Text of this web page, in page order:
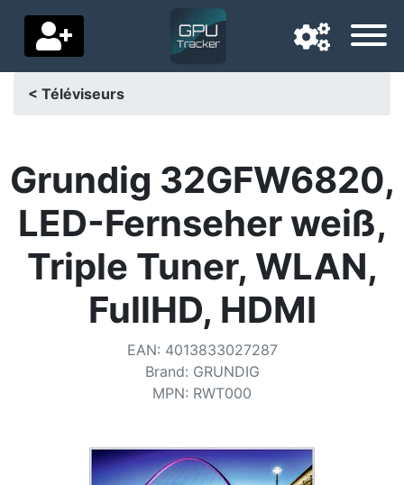
Pays de livraison
Accueil
Baisses de prix
Paramètres
Soutenez-nous
Catégories
< Téléviseurs
Grundig 32GFW6820,
LED-Fernseher weiß,
Triple Tuner, WLAN,
FullHD, HDMI
EAN: 4013833027287
Brand: GRUNDIG
MPN: RWT000